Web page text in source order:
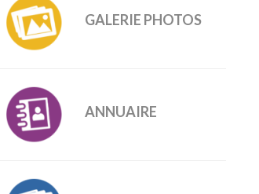
GALERIE PHOTOS
ANNUAIRE